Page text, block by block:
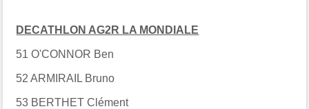
DECATHLON AG2R LA MONDIALE
51 O'CONNOR Ben
52 ARMIRAIL Bruno
53 BERTHET Clément